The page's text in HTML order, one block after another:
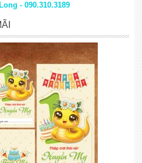
- 090.310.3189